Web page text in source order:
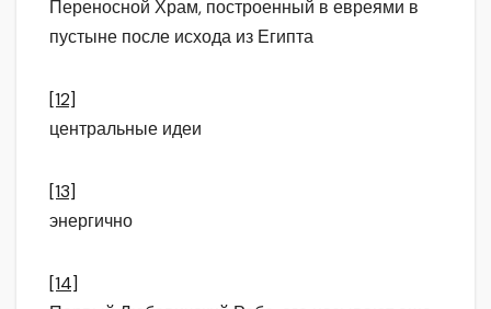
Переносной Храм, построенный в евреями в
пустыне после исхода из Египта
[12]
центральные идеи
[13]
энергично
[14]